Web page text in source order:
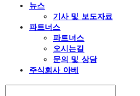
뉴스
기사 및 보도자료
파트너스
파트너스
오시는길
문의 및 상담
주식회사 아베